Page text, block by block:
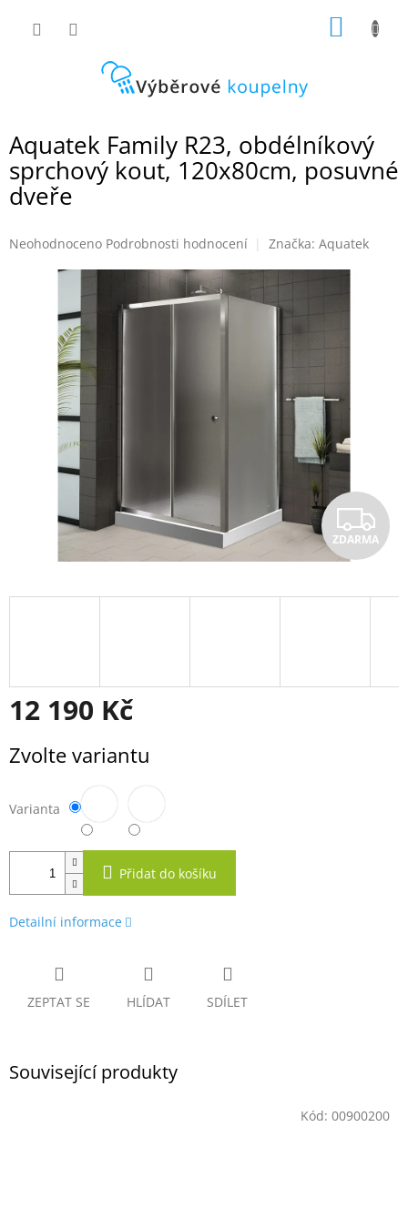
Aquatek Family R23, obdélníkový
sprchový kout, 120x80cm, posuvné
dveře
Průměrné
produktu
hvězdiček.
Neohodnoceno Podrobnosti hodnocení Značka: Aquatek
Z
D
A
ZDARMA
12 190 Kč
cena:
Zvolte variantu
Varianta
Přidat do košíku
Detailní informace
ZEPTAT SE HLÍDAT SDÍLET
Související produkty
Kód: 00900200